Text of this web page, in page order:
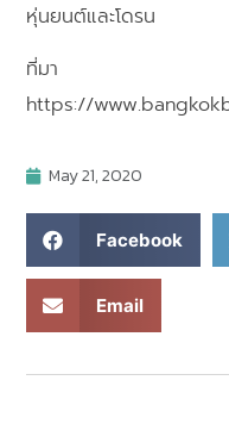
หุ่นยนต์และโดรน
ที่มา
https://
May 21, 2020
Facebook
Email